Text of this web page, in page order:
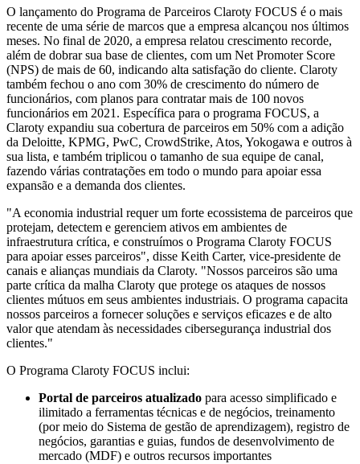
O lançamento do Programa de Parceiros Claroty FOCUS é o mais
recente de uma série de marcos que a empresa alcançou nos últimos
meses. No final de 2020, a empresa relatou crescimento recorde,
além de dobrar sua base de clientes, com um Net Promoter Score
(NPS) de mais de 60, indicando alta satisfação do cliente. Claroty
também fechou o ano com 30% de crescimento do número de
funcionários, com planos para contratar mais de 100 novos
funcionários em 2021. Específica para o programa FOCUS, a
Claroty expandiu sua cobertura de parceiros em 50% com a adição
da Deloitte, KPMG, PwC, CrowdStrike, Atos, Yokogawa e outros à
sua lista, e também triplicou o tamanho de sua equipe de canal,
fazendo várias contratações em todo o mundo para apoiar essa
expansão e a demanda dos clientes.
"A economia industrial requer um forte ecossistema de parceiros que
protejam, detectem e gerenciem ativos em ambientes de
infraestrutura crítica, e construímos o Programa Claroty FOCUS
para apoiar esses parceiros", disse Keith Carter, vice-presidente de
canais e alianças mundiais da Claroty. "Nossos parceiros são uma
parte crítica da malha Claroty que protege os ataques de nossos
clientes mútuos em seus ambientes industriais. O programa capacita
nossos parceiros a fornecer soluções e serviços eficazes e de alto
valor que atendam às necessidades cibersegurança industrial dos
clientes."
O Programa Claroty FOCUS inclui:
Portal de parceiros atualizado para acesso simplificado e
ilimitado a ferramentas técnicas e de negócios, treinamento
(por meio do Sistema de gestão de aprendizagem), registro de
negócios, garantias e guias, fundos de desenvolvimento de
mercado (MDF) e outros recursos importantes